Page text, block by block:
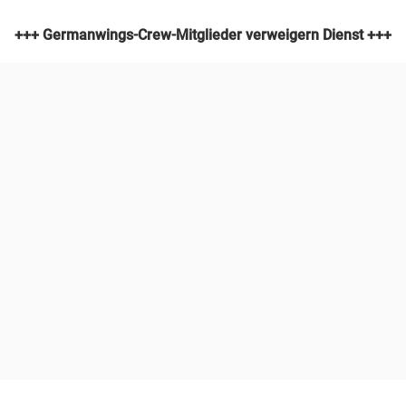
+++ Germanwings-Crew-Mitglieder verweigern Dienst +++